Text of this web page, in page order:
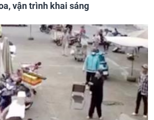
vận trình khai sáng